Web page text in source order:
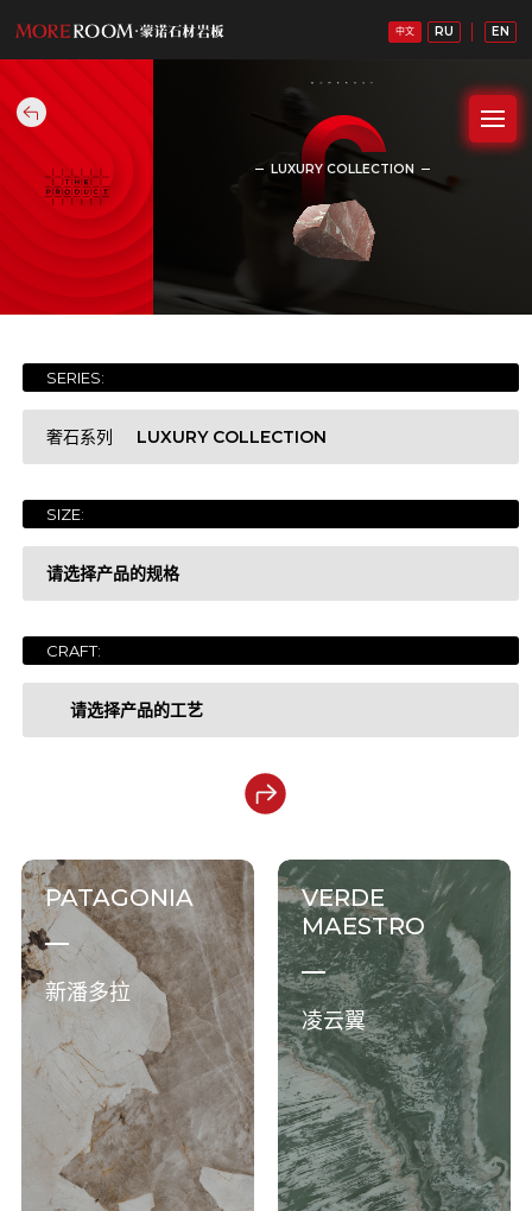
中文 RU EN
LUXURY COLLECTION
奢石系列
SERIES:
奢石系列 LUXURY COLLECTION
白石系列 WHITE STONE COLLECTION
奢石系列 LUXURY COLLECTION
宝石系列
玉石系列 ONYX COLLECTION
纯色系列 SOLID COLOR COLLECTION
SIZE:
请选择产品的规格
1200x2700x6mm
1200x3200x6mm
1600x3200x12mm
1200x2780x6mm
1200x2800x6mm
CRAFT:
请选择产品的工艺
钻粉干粒
金丝绒
钻粉干粒+色胚
细腻面
干粒柔抛（真石光）
结晶干粒亮抛
PATAGONIA
新潘多拉
VERDE
MAESTRO
凌云翼